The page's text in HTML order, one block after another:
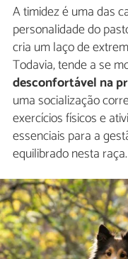
A timidez é uma das
personalidade do
cria um laço de
Todavia, tende a se
desconfortável na
uma socialização
exercícios físicos e
essenciais para a
equilibrado nesta raça.